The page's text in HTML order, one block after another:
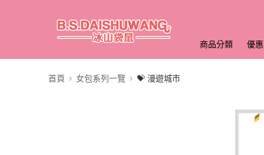
商品分類 優
首頁 女包系列一覽 💝 漫遊城市